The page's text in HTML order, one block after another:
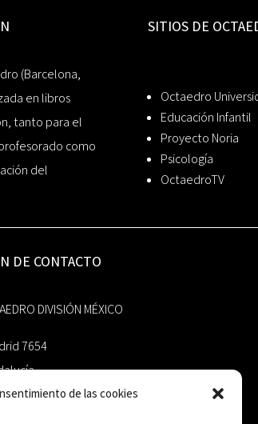
de las cookies
(Barcelona,
en libros
tanto para el
como
del
SITIOS DE
Octaedro
Educación Infantil
Proyecto Noria
Psicología
OctaedroTV
DE CONTACTO
DIVISIÓN MÉXICO
7654
León